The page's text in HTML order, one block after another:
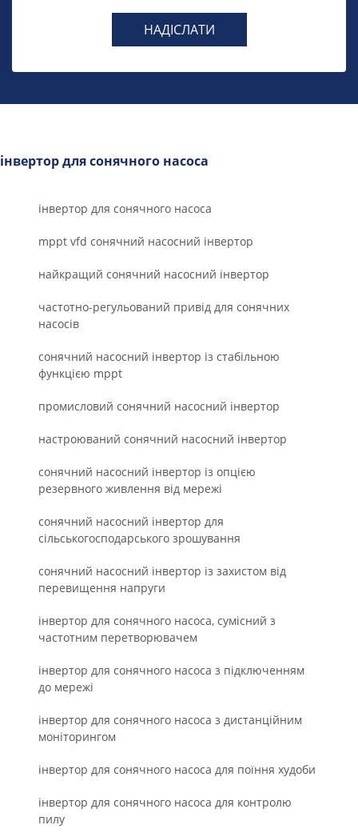
НАДІСЛАТИ
інвертор для сонячного насоса
інвертор для сонячного насоса
mppt vfd сонячний насосний інвертор
найкращий сонячний насосний інвертор
частотно-регульований привід для сонячних
насосів
сонячний насосний інвертор із стабільною
функцією mppt
промисловий сонячний насосний інвертор
настроюваний сонячний насосний інвертор
сонячний насосний інвертор із опцією
резервного живлення від мережі
сонячний насосний інвертор для
сільськогосподарського зрошування
сонячний насосний інвертор із захистом від
перевищення напруги
інвертор для сонячного насоса, сумісний з
частотним перетворювачем
інвертор для сонячного насоса з підключенням
до мережі
інвертор для сонячного насоса з дистанційним
моніторингом
інвертор для сонячного насоса для поїння худоби
інвертор для сонячного насоса для контролю
пилу